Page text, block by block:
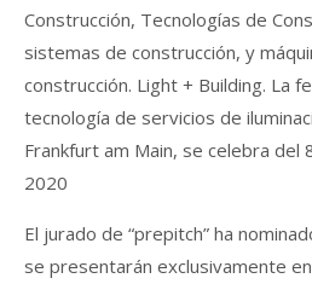
Construcción, Tecnologías de
sistemas de construcción, y
construcción. Light + Building. La
tecnología de servicios de
Frankfurt am Main, se celebra del
2020
El jurado de “prepitch” ha
se presentarán exclusivamente en